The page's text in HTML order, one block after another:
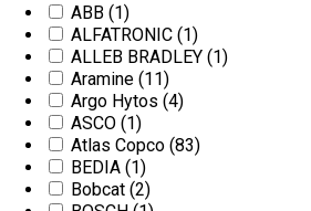
ABB (1)
ALFATRONIC (1)
ALLEB BRADLEY (1)
Aramine (11)
Argo Hytos (4)
ASCO (1)
Atlas Copco (83)
BEDIA (1)
Bobcat (2)